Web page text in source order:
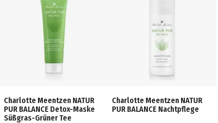
Charlotte Meentzen NATUR
PUR BALANCE Detox-Maske
Süßgras-Grüner Tee
Charlotte Meentzen NATUR
PUR BALANCE Nachtpflege